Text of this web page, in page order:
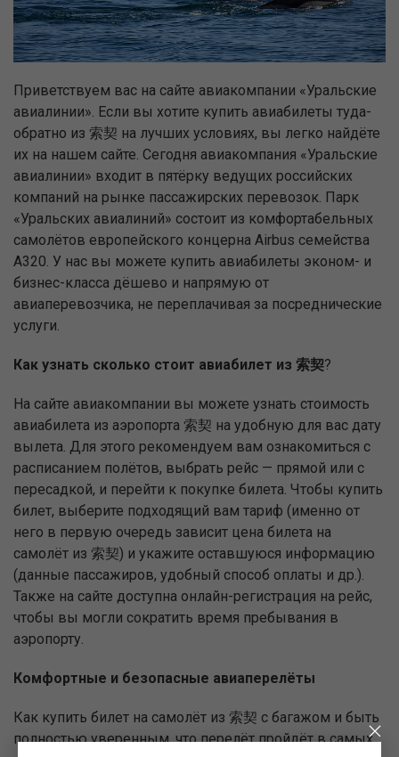
Приветствуем вас на сайте авиакомпании «Уральские
авиалинии». Если вы хотите купить авиабилеты туда-
обратно из 索契 на лучших условиях, вы легко найдёте
их на нашем сайте. Сегодня авиакомпания «Уральские
авиалинии» входит в пятёрку ведущих российских
компаний на рынке пассажирских перевозок. Парк
«Уральских авиалиний» состоит из комфортабельных
самолётов европейского концерна Airbus семейства
А320. У нас вы можете купить авиабилеты эконом- и
бизнес-класса дёшево и напрямую от
авиаперевозчика, не переплачивая за посреднические
услуги.
Как узнать сколько стоит авиабилет из 索契?
На сайте авиакомпании вы можете узнать стоимость
авиабилета из аэропорта 索契 на удобную для вас дату
вылета. Для этого рекомендуем вам ознакомиться с
расписанием полётов, выбрать рейс — прямой или с
пересадкой, и перейти к покупке билета. Чтобы купить
билет, выберите подходящий вам тариф (именно от
него в первую очередь зависит цена билета на
самолёт из 索契) и укажите оставшуюся информацию
(данные пассажиров, удобный способ оплаты и др.).
Также на сайте доступна онлайн-регистрация на рейс,
чтобы вы могли сократить время пребывания в
аэропорту.
Комфортные и безопасные авиаперелёты
Как купить билет на самолёт из 索契 с багажом и быть
полностью уверенным, что перелёт пройдёт в самых